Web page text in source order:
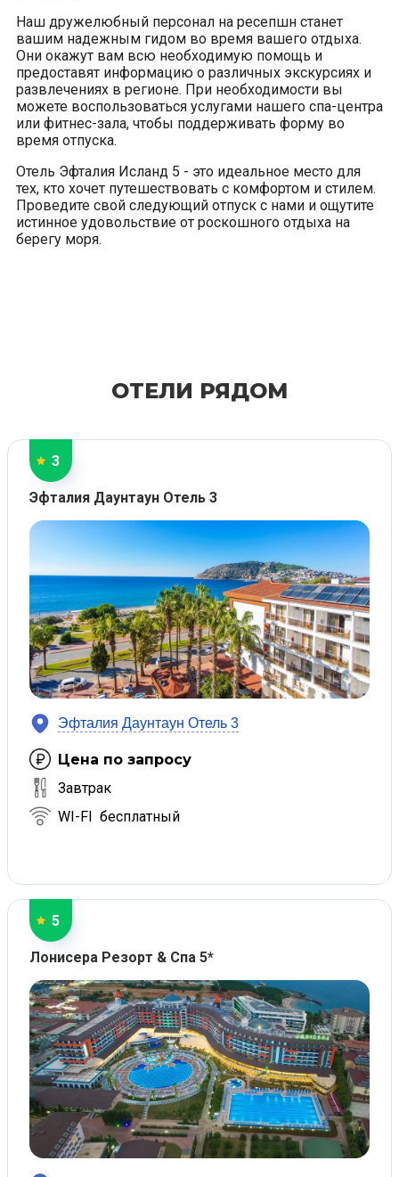
Наш дружелюбный персонал на ресепшн станет
вашим надежным гидом во время вашего отдыха.
Они окажут вам всю необходимую помощь и
предоставят информацию о различных экскурсиях и
развлечениях в регионе. При необходимости вы
можете воспользоваться услугами нашего спа-центра
или фитнес-зала, чтобы поддерживать форму во
время отпуска.
Отель Эфталия Исланд 5 - это идеальное место для
тех, кто хочет путешествовать с комфортом и стилем.
Проведите свой следующий отпуск с нами и ощутите
истинное удовольствие от роскошного отдыха на
берегу моря.
ОТЕЛИ РЯДОМ
3
Эфталия Даунтаун Отель 3
Эфталия Даунтаун Отель 3
Цена по запросу
Завтрак
WI-FI бесплатный
5
Лонисера Резорт & Спа 5*